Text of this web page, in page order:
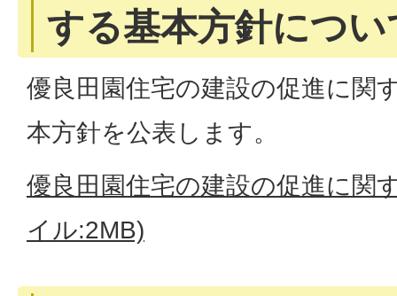
する基本方針につい
優良田園住宅の建設の促進に関
本方針を公表します。
優良田園住宅の建設の促進に関
イル:2MB)